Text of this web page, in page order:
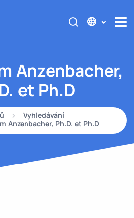
Anzenbacher,
et Ph.D
Vyhledávání
Anzenbacher, Ph.D. et Ph.D